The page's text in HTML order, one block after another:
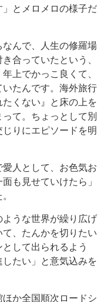
とメロメロの様子だ
んで、人生の修羅場
合っていたという、
上でかっこ良くて、
たんです。海外旅行
くない』と床の上を
て。ちょっとして別
りにエピソードを明
人として、お色気お
も見せていけたら」
うな世界が繰り広げ
、たんかを切りたい
して出られるよう
たい」と意気込みを
か全国順次ロードシ